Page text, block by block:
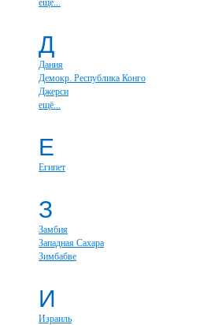
ещё...
Д
Дания
Демокр. Республика Конго
Джерси
ещё...
Е
Египет
З
Замбия
Западная Сахара
Зимбабве
И
Израиль